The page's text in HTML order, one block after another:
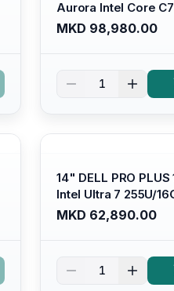
Aurora Intel Core
/16GB RAM DDR5
5600mhz/ 1TB SSD
Wqxga(2560x1600)
300 nits / Wi-
MKD 98,980.00
1
14" DELL PRO PLUS
Intel Ultra 7 255U/
RAM DDR5
GB SSD M.2 Nvme
Kb/thunderbolt
MKD 62,890.00
1